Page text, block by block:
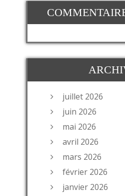
juillet 2026
juin 2026
mai 2026
avril 2026
mars 2026
février 2026
janvier 2026